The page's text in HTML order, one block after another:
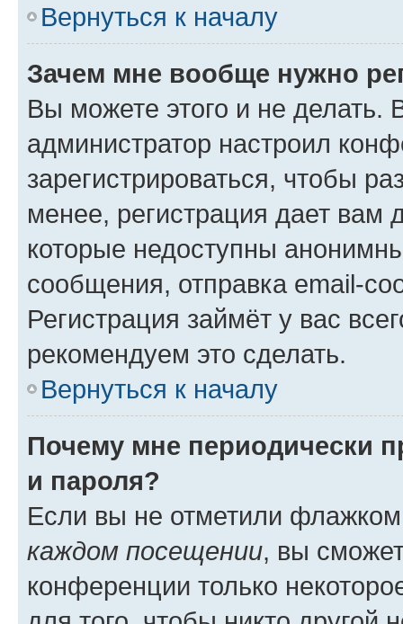
Вернуться к началу
Зачем мне вообще нужно
Вы можете этого и не делать.
администратор настроил
зарегистрироваться, чтобы
менее, регистрация дает вам
которые недоступны
сообщения, отправка email-
Регистрация займёт у вас
рекомендуем это сделать.
Вернуться к началу
Почему мне периодически
и пароля?
Если вы не отметили
каждом посещении, вы
конференции только